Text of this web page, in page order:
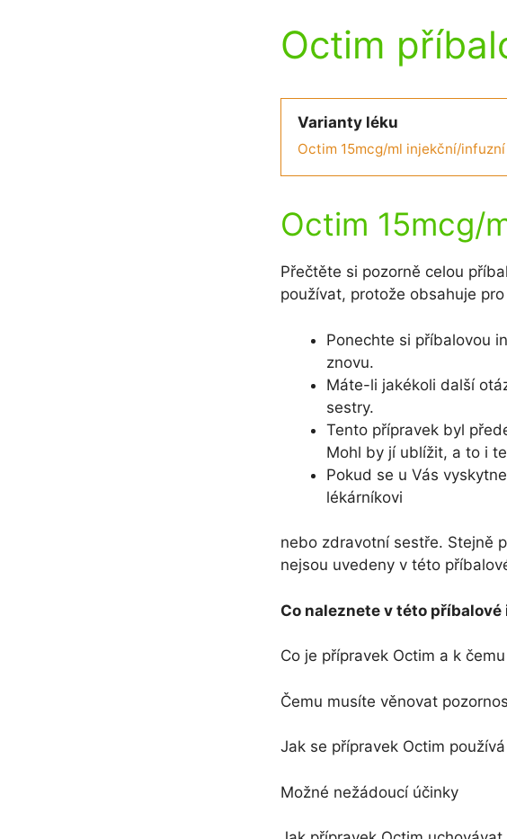
Octim
Varianty léku
Octim 15mcg/ml injekční/
Octim 15mcg/
Přečtěte si pozorně celou
používat, protože obsahuje
Ponechte si příbalovou
znovu.
Máte-li jakékoli další
sestry.
Tento přípravek byl
Mohl by jí ublížit, a to i
Pokud se u Vás
lékárníkovi
nebo zdravotní sestře. Stejně
nejsou uvedeny v této
Co naleznete v této
Co je přípravek Octim a k
Čemu musíte věnovat
Jak se přípravek Octim používá
Možné nežádoucí účinky